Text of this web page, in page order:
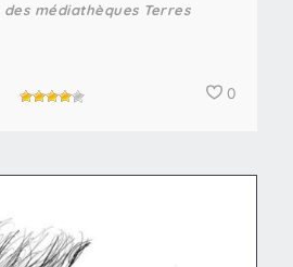
médiathèques Terres
0